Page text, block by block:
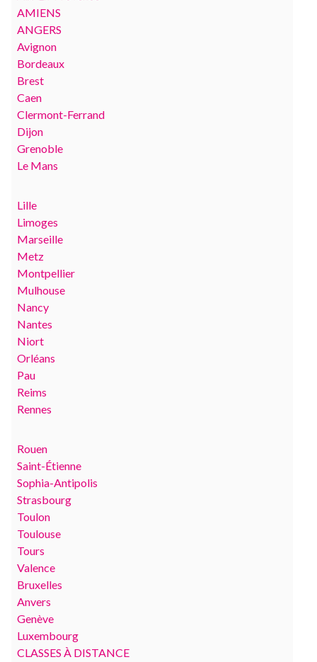
AMIENS
ANGERS
Avignon
Bordeaux
Brest
Caen
Clermont-Ferrand
Dijon
Grenoble
Le Mans
Lille
Limoges
Marseille
Metz
Montpellier
Mulhouse
Nancy
Nantes
Niort
Orléans
Pau
Reims
Rennes
Rouen
Saint-Étienne
Sophia-Antipolis
Strasbourg
Toulon
Toulouse
Tours
Valence
Bruxelles
Anvers
Genève
Luxembourg
CLASSES À DISTANCE